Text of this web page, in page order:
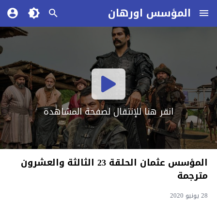
المؤسس اورهان
انقر هنا للإنتقال لصفحة المشاهدة
المؤسس عثمان الحلقة 23 الثالثة والعشرون
مترجمة
28 يونيو 2020